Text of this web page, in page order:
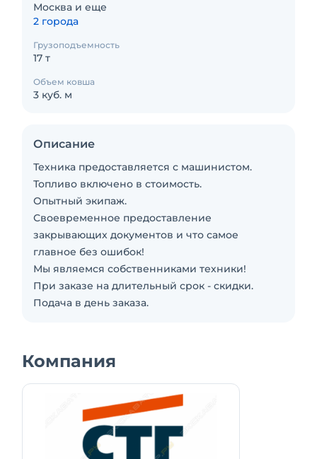
Москва и еще
2 города
Грузоподъемность
17 т
Объем ковша
3 куб. м
Описание
Техника предоставляется с машинистом.
Топливо включено в стоимость.
Опытный экипаж.
Своевременное предоставление
закрывающих документов и что самое
главное без ошибок!
Мы являемся собственниками техники!
При заказе на длительный срок - скидки.
Подача в день заказа.
Компания